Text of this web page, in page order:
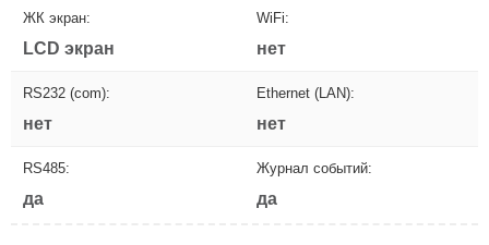
ЖК экран:
LCD экран
WiFi:
нет
RS232 (com):
нет
Ethernet (LAN):
нет
RS485:
да
Журнал событий:
да